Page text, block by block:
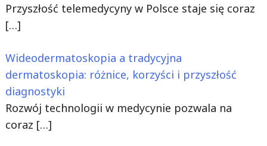
Przyszłość telemedycyny w Polsce staje się coraz
[…]
Wideodermatoskopia a tradycyjna
dermatoskopia: różnice, korzyści i przyszłość
diagnostyki
Rozwój technologii w medycynie pozwala na
coraz […]